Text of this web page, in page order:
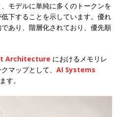
モデルに単純に多くのトークンを
下することを示しています。優れ
あり、階層化されており、優先順
Architecture におけるメモリレ
マップとして、 AI Systems
す。